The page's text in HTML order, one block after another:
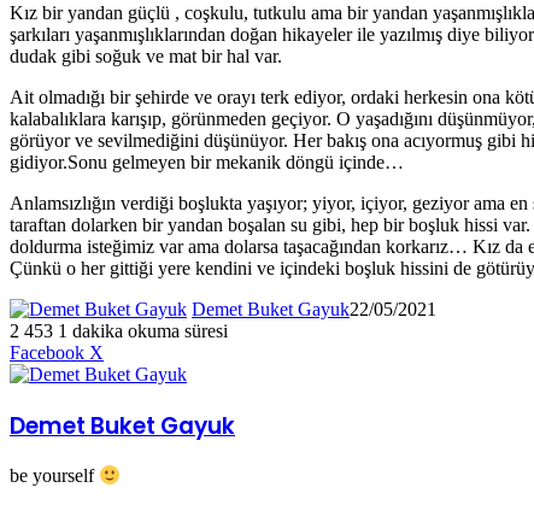
Kız bir yandan güçlü , coşkulu, tutkulu ama bir yandan
şarkıları yaşanmışlıklarından doğan hikayeler ile yazılmış diye
dudak gibi soğuk ve mat bir hal var.
Ait olmadığı bir şehirde ve orayı terk ediyor, ordaki herkesin ona
kalabalıklara karışıp, görünmeden geçiyor. O yaşadığını
görüyor ve sevilmediğini düşünüyor. Her bakış ona acıyormuş
gidiyor.Sonu gelmeyen bir mekanik döngü içinde…
Anlamsızlığın verdiği boşlukta yaşıyor; yiyor, içiyor, geziyor ama
taraftan dolarken bir yandan boşalan su gibi, hep bir boşluk hissi
doldurma isteğimiz var ama dolarsa taşacağından korkarız… Kız
Çünkü o her gittiği yere kendini ve içindeki boşluk hissini de
Demet Buket Gayuk22/05/2021
2 453 1 dakika okuma süresi
Facebook X
Posta
paylaş
Demet Buket Gayuk
be yourself